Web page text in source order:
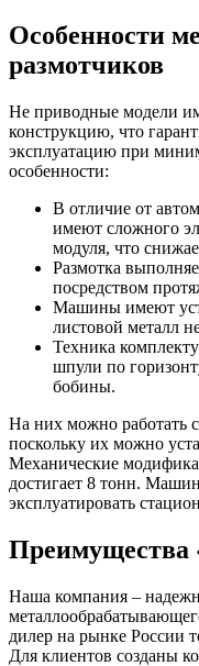
Особенности
размотчиков
Не приводные модели
конструкцию, что
эксплуатацию при
особенности:
В отличие от
имеют сложного
модуля, что
Размотка
посредством
Машины имеют
листовой металл
Техника
шпули по
бобины.
На них можно работать
поскольку их можно
Механические
достигает 8 тонн.
эксплуатировать
Наша компания –
дилер на рынке России
Для клиентов созданы